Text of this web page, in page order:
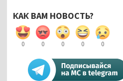
КАК ВАМ НОВОСТЬ?
0 0 0 0 0